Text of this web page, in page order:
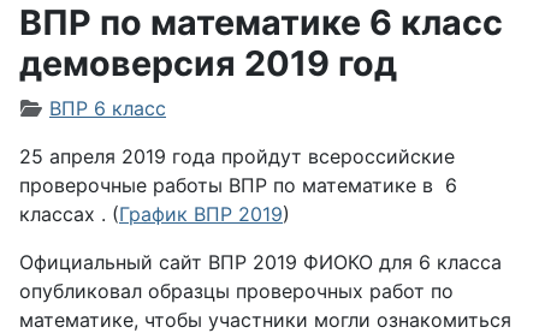
ВПР по математике 6 класс
демоверсия 2019 год
Информация о материале
ВПР 6 класс
25 апреля 2019 года пройдут всероссийские
проверочные работы ВПР по математике в 6
классах . (График ВПР 2019)
Официальный сайт ВПР 2019 ФИОКО для 6 класса
опубликовал образцы проверочных работ по
математике, чтобы участники могли ознакомиться